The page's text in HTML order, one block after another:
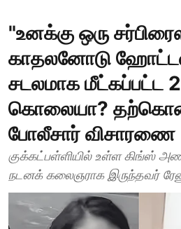
"உனக்கு ஒரு
காதலனோடு
சடலமாக மீட்கப்பட்ட
கொலையா?
போலீசார் விசாரணை
குக்கட்பள்ளியில் உள்ள கிங்ஸ்
நடனக் கலைஞராக இருந்தவர்